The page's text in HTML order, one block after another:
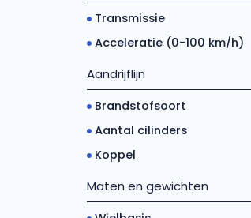
Transmissie
Acceleratie (0-100 km/h)
Aandrijflijn
Brandstofsoort
Aantal cilinders
Koppel
Maten en gewichten